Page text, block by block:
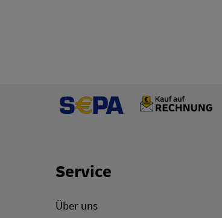
Footer Links
Service
Über uns